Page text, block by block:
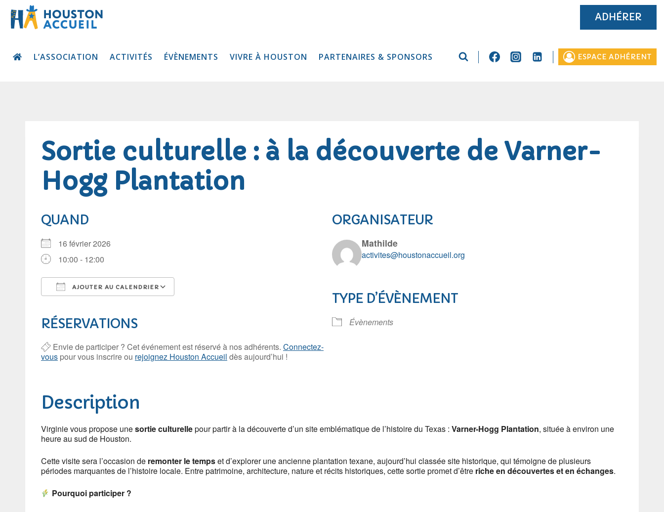
ADHÉRER
L’ASSOCIATION ACTIVITÉS ÉVÈNEMENTS VIVRE À HOUSTON PARTENAIRES & SPONSORS ESPACE ADHÉRENT
Sortie culturelle : à la découverte de Varner-
Hogg Plantation
QUAND
16 février 2026
10:00 - 12:00
AJOUTER AU CALENDRIER
iCalendar Office 365
RÉSERVATIONS
Envie de participer ? Cet événement est réservé à nos adhérents. Connectez-
vous pour vous inscrire ou rejoignez Houston Accueil dès aujourd’hui !
ORGANISATEUR
Mathilde
activites@houstonaccueil.org
TYPE D’ÉVÈNEMENT
Évènements
Description
Virginie vous propose unesortie culturellepour partir à la découverte d’un site emblématique de l’histoire du Texas : Varner-Hogg Plantation, située à environ une
heure au sud de Houston.
Cette visite sera l’occasion de remonter le tempset d’explorer une ancienne plantation texane, aujourd’hui classée site historique, qui témoigne de plusieurs
périodes marquantes de l’histoire locale. Entre patrimoine, architecture, nature et récits historiques, cette sortie promet d’être riche en découvertes et en échanges.
Pourquoi participer ?